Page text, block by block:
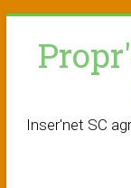
content
Inser'net SC